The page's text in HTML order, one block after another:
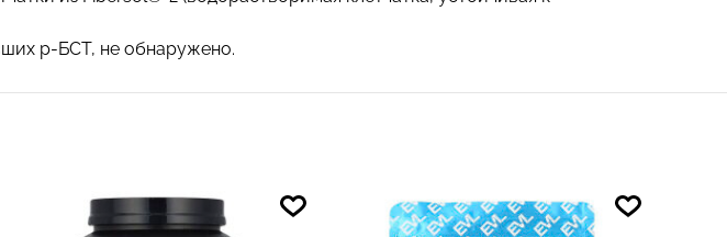
р-БСТ, не обнаружено.